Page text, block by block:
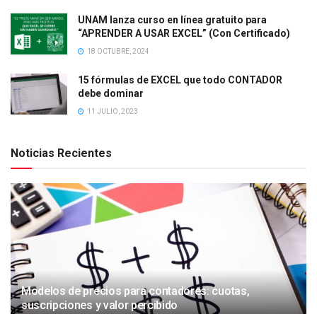
UNAM lanza curso en línea gratuito para
“APRENDER A USAR EXCEL” (Con Certificado)
18 OCTUBRE, 2024
15 fórmulas de EXCEL que todo CONTADOR
debe dominar
11 JULIO, 2023
Noticias Recientes
Modelos de precios para contadores: cuotas,
suscripciones y valor percibido